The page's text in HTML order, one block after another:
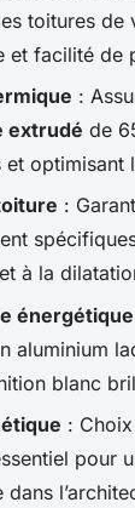
toitures de
et facilité de
:
extrudé de
et optimisant
:
à la
énergétique
aluminium
blanc
:
pour
dans